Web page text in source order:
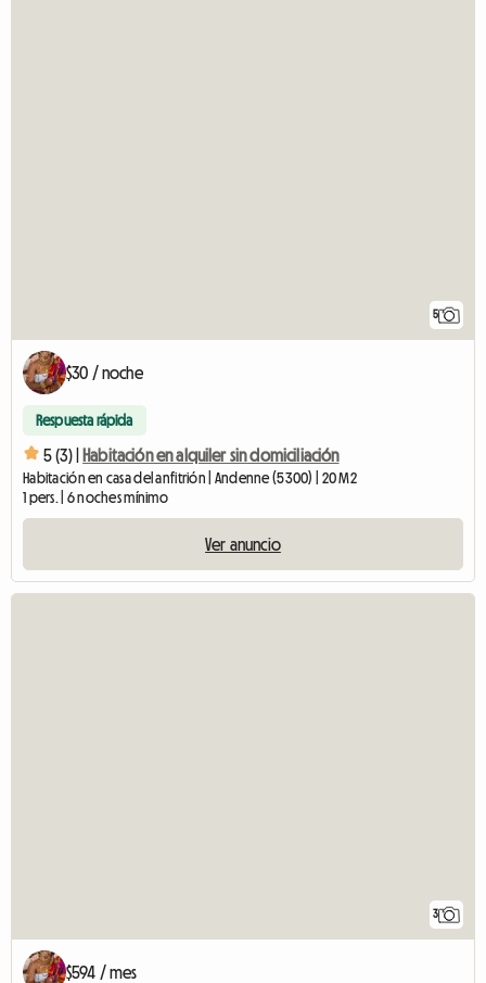
5
$30 / noche
Respuesta rápida
5 (3) | Habitación en alquiler sin domiciliación
Habitación en casa del anfitrión | Andenne (5300) | 20 M2
1 pers. | 6 noches mínimo
Ver anuncio
3
$594 / mes